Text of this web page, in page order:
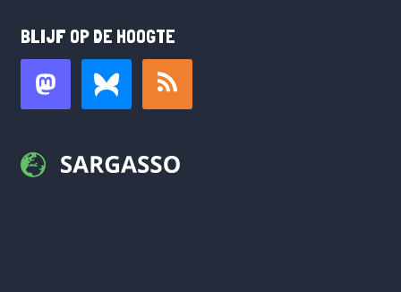
BLIJF OP DE HOOGTE